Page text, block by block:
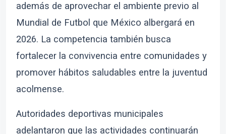
además de aprovechar el ambiente previo al
Mundial de Futbol que México albergará en
2026. La competencia también busca
fortalecer la convivencia entre comunidades y
promover hábitos saludables entre la juventud
acolmense.
Autoridades deportivas municipales
adelantaron que las actividades continuarán